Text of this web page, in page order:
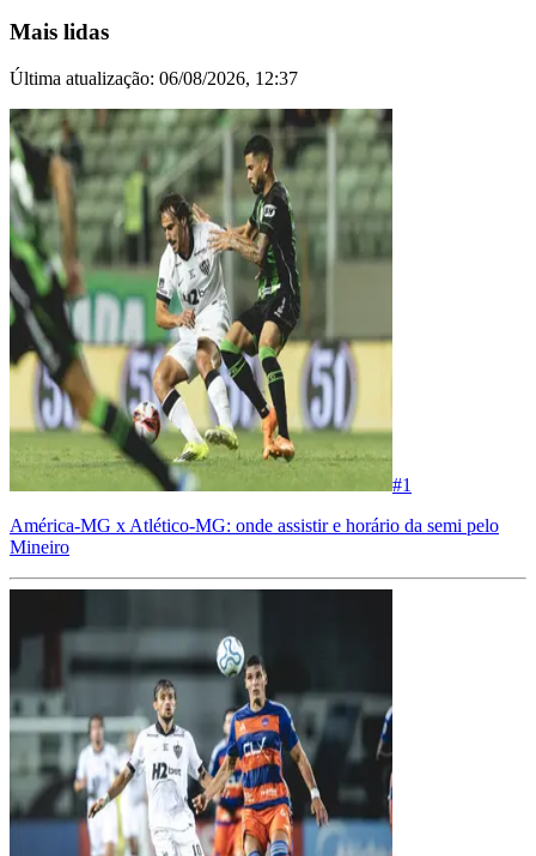
Mais lidas
Última atualização: 06/08/2026, 12:37
#1
América-MG x Atlético-MG: onde assistir e horário da semi pelo
Mineiro